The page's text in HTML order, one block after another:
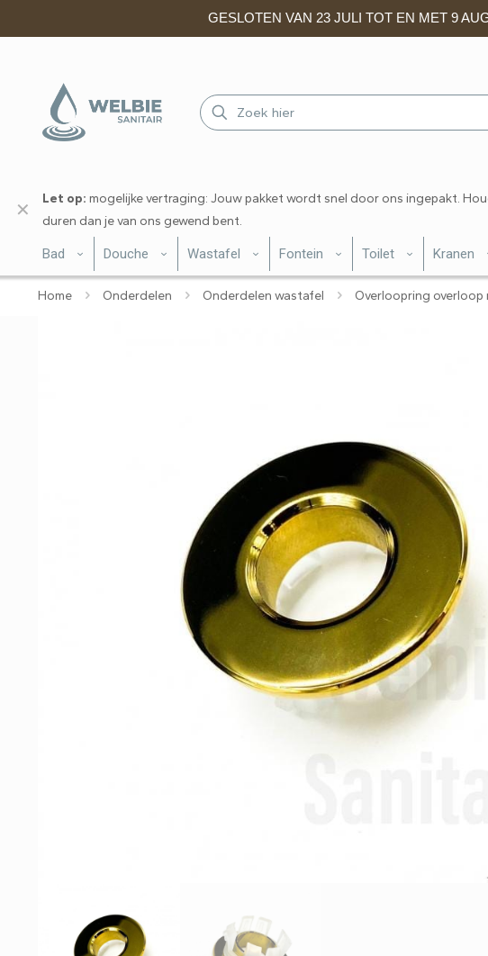
GESLOTEN VAN 23 JULI TOT EN MET 9
Let op: mogelijke vertraging: Jouw pakket wordt snel door ons ingepakt.
duren dan je van ons gewend bent.
✕
Bad Douche Wastafel Fontein Toilet Kranen
Home Onderdelen Onderdelen wastafel Overloopring overloop